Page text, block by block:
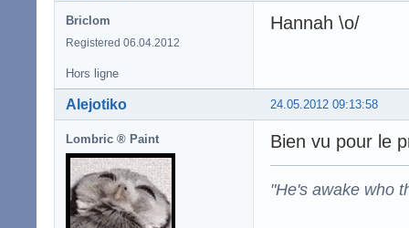
Briclom
Registered 06.04.2012
Hannah \o/
Hors ligne
24.05.2012 09:13:58
Alejotiko
Lombric ® Paint Bien vu pour le
"He's awake who